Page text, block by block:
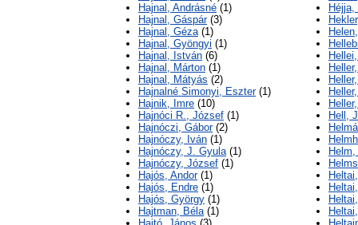
Hajnal, Andrásné (1)
Hajnal, Gáspár(3)
Hajnal, Géza(1)
Hajnal, Gyöngyi (1)
Hajnal, István (6)
Hajnal, Márton (1)
Hajnal, Mátyás (2)
Hajnalné Simonyi, Eszter(1)
Hajnik, Imre (10)
Hajnóci R., József (1)
Hajnóczi, Gábor(2)
Hajnóczy, Iván (1)
Hajnóczy, J. Gyula(1)
Hajnóczy, József (1)
Hajós, Andor(1)
Hajós, Endre (1)
Hajós, György (1)
Hajtman, Béla(1)
Hell,